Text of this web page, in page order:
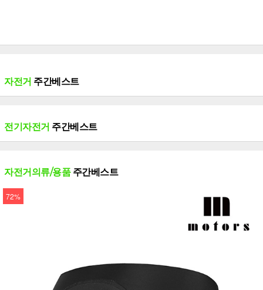
자전거 주간베스트
전기자전거 주간베스트
자전거의류/용품주간베스트
72%